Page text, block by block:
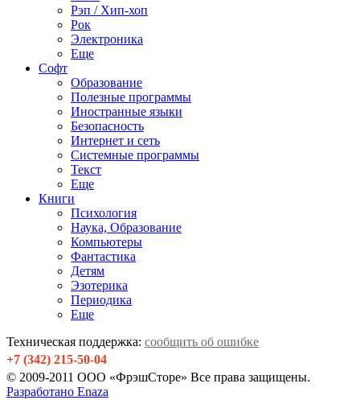
Рэп / Хип-хоп
Рок
Электроника
Еще
Софт
Образование
Полезные программы
Иностранные языки
Безопасность
Интернет и сеть
Системные программы
Текст
Еще
Книги
Психология
Наука, Образование
Компьютеры
Фантастика
Детям
Эзотерика
Периодика
Еще
Техническая поддержка: сообщить об ошибке
+7 (342) 215-50-04
© 2009-2011 ООО «ФрэшСторе» Все права защищены.
Разработано Enaza